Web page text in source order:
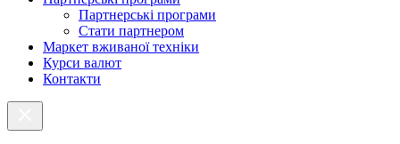
Партнерські програми
Стати партнером
Маркет вживаної техніки
Курси валют
Контакти